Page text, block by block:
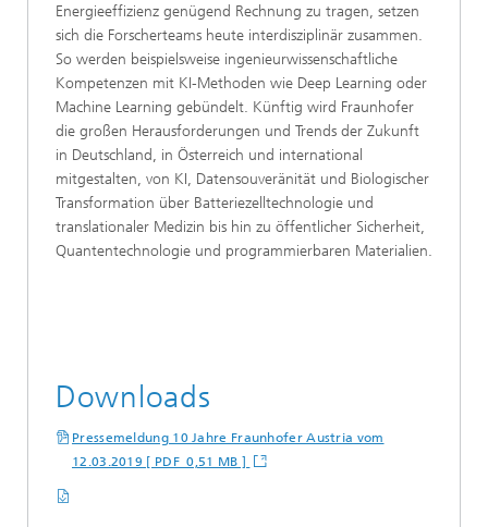
Energieeffizienz genügend Rechnung zu tragen, setzen
sich die Forscherteams heute interdisziplinär zusammen.
So werden beispielsweise ingenieurwissenschaftliche
Kompetenzen mit KI-Methoden wie Deep Learning oder
Machine Learning gebündelt. Künftig wird Fraunhofer
die großen Herausforderungen und Trends der Zukunft
in Deutschland, in Österreich und international
mitgestalten, von KI, Datensouveränität und Biologischer
Transformation über Batteriezelltechnologie und
translationaler Medizin bis hin zu öffentlicher Sicherheit,
Quantentechnologie und programmierbaren Materialien.
Downloads
Pressemeldung 10 Jahre Fraunhofer Austria vom
12.03.2019 [ PDF 0,51 MB ]